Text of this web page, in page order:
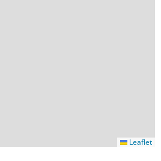
Leaflet